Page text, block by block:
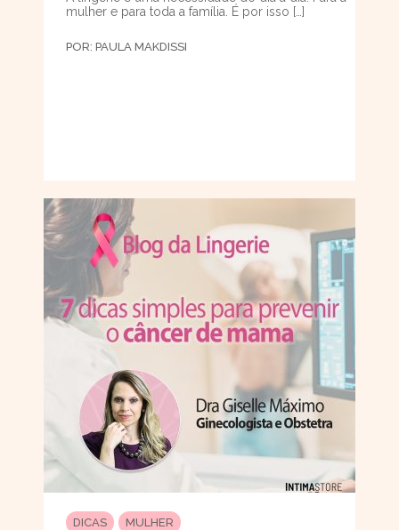
mulher e para toda a família. É por isso […]
POR: PAULA MAKDISSI
DICAS MULHER